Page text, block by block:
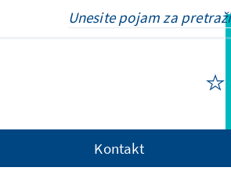
Kontakt